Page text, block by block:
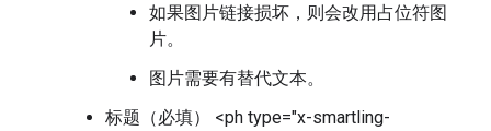
如果图片链接损坏，则会改用占位符图
片。
图片需要有替代文本。
标题（必填） <ph type="x-smartling-